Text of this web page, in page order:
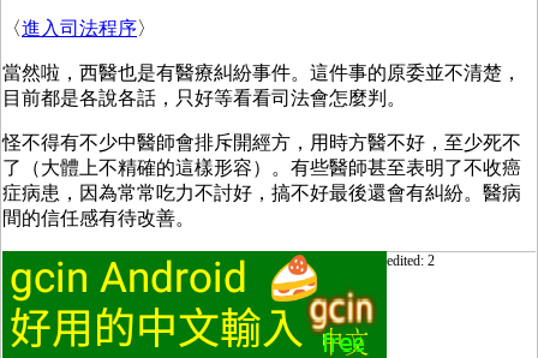
〈進入司法程序〉
當然啦，西醫也是有醫療糾紛事件。這件事的原委並不清楚，
目前都是各說各話，只好等看看司法會怎麼判。
怪不得有不少中醫師會排斥開經方，用時方醫不好，至少死不
了（大體上不精確的這樣形容）。有些醫師甚至表明了不收癌
症病患，因為常常吃力不討好，搞不好最後還會有糾紛。醫病
間的信任感有待改善。
edited: 2